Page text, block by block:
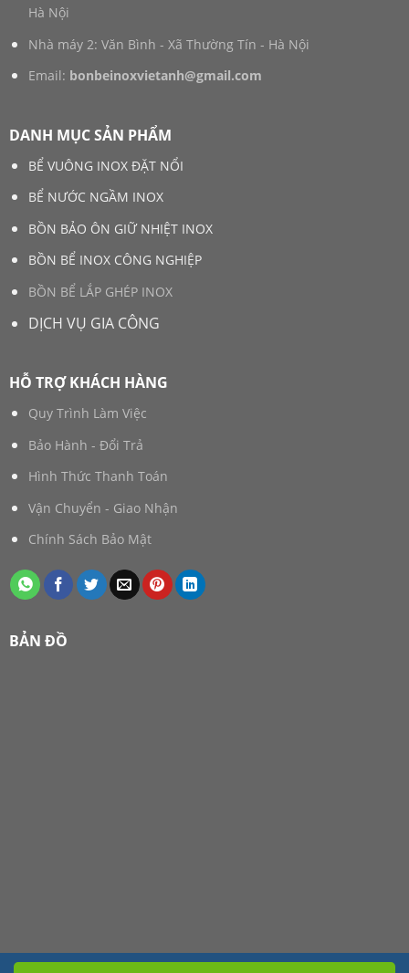
Hà Nội
Nhà máy 2: Văn Bình - Xã Thường Tín - Hà Nội
Email: bonbeinoxvietanh@gmail.com
DANH MỤC SẢN PHẨM
BỂ VUÔNG INOX ĐẶT NỔI
BỂ NƯỚC NGẦM INOX
BỒN BẢO ÔN GIỮ NHIỆT INOX
BỒN BỂ INOX CÔNG NGHIỆP
BỒN BỂ LẮP GHÉP INOX
DỊCH VỤ GIA CÔNG
HỖ TRỢ KHÁCH HÀNG
Quy Trình Làm Việc
Bảo Hành - Đổi Trả
Hình Thức Thanh Toán
Vận Chuyển - Giao Nhận
Chính Sách Bảo Mật
BẢN ĐỒ